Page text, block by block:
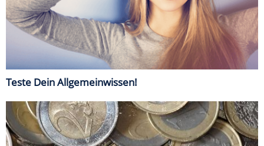
Teste Dein Allgemeinwissen!